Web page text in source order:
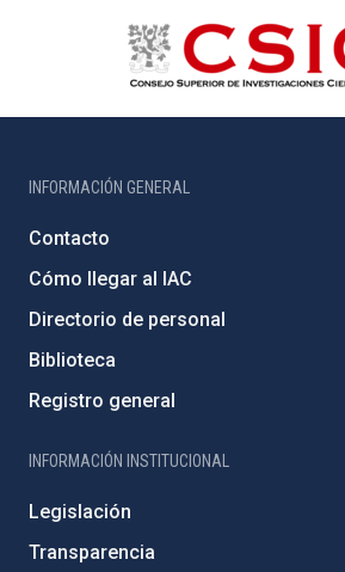
INFORMACIÓN GENERAL
Contacto
Cómo llegar al IAC
Directorio de personal
Biblioteca
Registro general
INFORMACIÓN INSTITUCIONAL
Legislación
Transparencia